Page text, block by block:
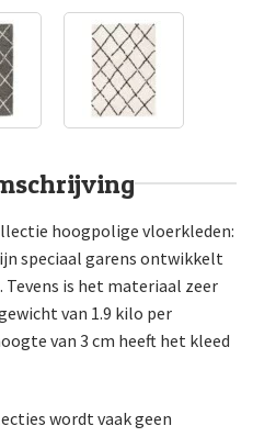
hoogpolige vloerkleden:
speciaal garens ontwikkelt
is het materiaal zeer
van 1.9 kilo per
van 3 cm heeft het kleed
wordt vaak geen